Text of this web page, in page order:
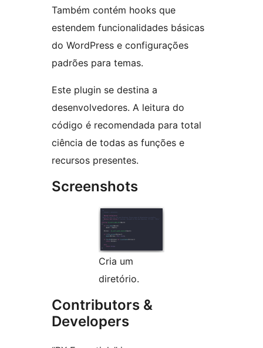
Também contém hooks que
estendem funcionalidades básicas
do WordPress e configurações
padrões para temas.
Este plugin se destina a
desenvolvedores. A leitura do
código é recomendada para total
ciência de todas as funções e
recursos presentes.
Screenshots
Cria um
diretório.
Contributors &
Developers